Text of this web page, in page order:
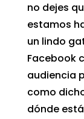
no dejes
estamos
un lindo
Facebook
audiencia
como
dónde